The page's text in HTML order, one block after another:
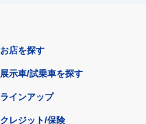
お店を探す
展示車/試乗車を探す
ラインアップ
クレジット/保険